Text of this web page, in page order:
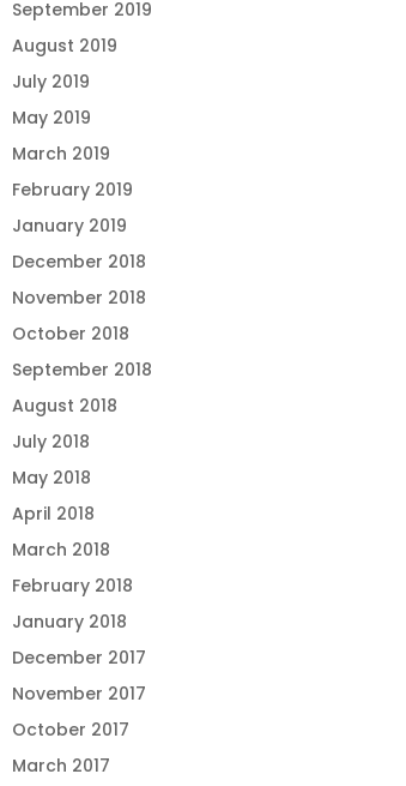
September 2019
August 2019
July 2019
May 2019
March 2019
February 2019
January 2019
December 2018
November 2018
October 2018
September 2018
August 2018
July 2018
May 2018
April 2018
March 2018
February 2018
January 2018
December 2017
November 2017
October 2017
March 2017